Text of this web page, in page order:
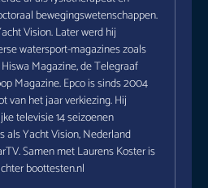
bewegingswetenschappen.
Vision. Later werd hij
watersport-magazines zoals
Magazine, de Telegraaf
Magazine. Epco is sinds 2004
van het jaar verkiezing. Hij
televisie 14 seizoenen
als Yacht Vision, Nederland
Samen met Laurens Koster is
boottesten.nl